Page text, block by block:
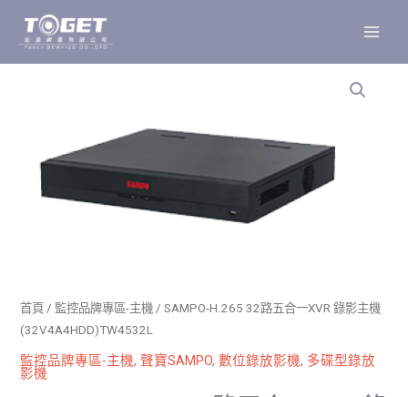
主
首頁 / 監控品牌專區-主機 / SAMPO-H.265 32路五合一XVR 錄影主機
(32V4A4HDD)TW4532L
監控品牌專區-主機, 聲寶SAMPO,數位錄放影機, 多碟型錄放
影機